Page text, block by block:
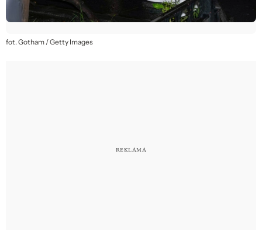
fot. Gotham / Getty Images